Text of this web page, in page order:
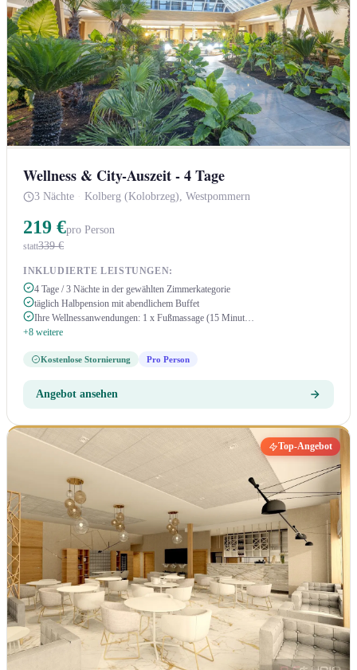
Wellness & City-Auszeit - 4 Tage
3 Nächte · Kolberg (Kolobrzeg), Westpommern
219 €pro Person
statt339 €
INKLUDIERTE LEISTUNGEN:
4 Tage / 3 Nächte in der gewählten Zimmerkategorie
täglich Halbpension mit abendlichem Buffet
Ihre Wellnessanwendungen: 1 x Fußmassage (15 Minut…
+8 weitere
Kostenlose Stornierung Pro Person
Angebot ansehen
Top-Angebot